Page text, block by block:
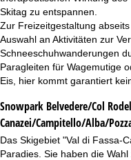
Skitag zu entspannen.
Zur Freizeitgestaltung
Auswahl an Aktivitäten zur
Schneeschuhwanderungen
Paragleiten für Wagemutige
Eis, hier kommt garantiert
Snowpark Belvedere/Col
Canazei/Campitello/Alba/
Das Skigebiet "Val di Fassa-
Paradies. Sie haben die